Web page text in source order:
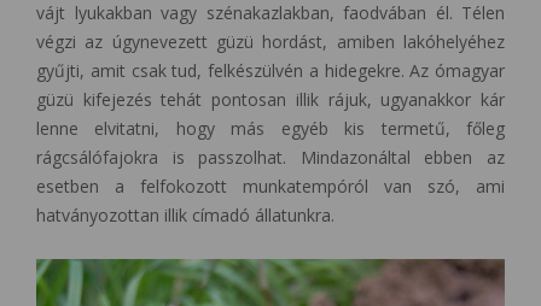
vájt lyukakban vagy szénakazlakban, faodvában él. Télen
végzi az úgynevezett güzü hordást, amiben lakóhelyéhez
gyűjti, amit csak tud, felkészülvén a hidegekre. Az ómagyar
güzü kifejezés tehát pontosan illik rájuk, ugyanakkor kár
lenne elvitatni, hogy más egyéb kis termetű, főleg
rágcsálófajokra is passzolhat. Mindazonáltal ebben az
esetben a felfokozott munkatempóról van szó, ami
hatványozottan illik címadó állatunkra.